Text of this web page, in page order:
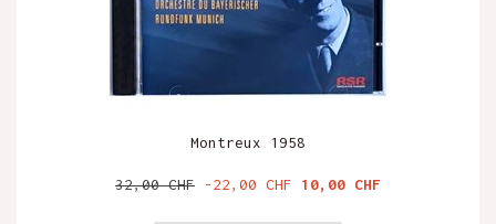
Montreux 1958
Prix
32,00 CHF -22,00 CHF Prix
10,00 CHF